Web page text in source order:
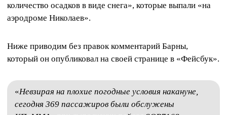
количество осадков в виде снега», которые выпали «на
аэродроме Николаев».
Ниже приводим без правок комментарий Барны,
который он опубликовал на своей странице в «Фейсбук».
«Невзирая на плохие погодные условия накануне,
сегодня 369 пассажиров были обслужены